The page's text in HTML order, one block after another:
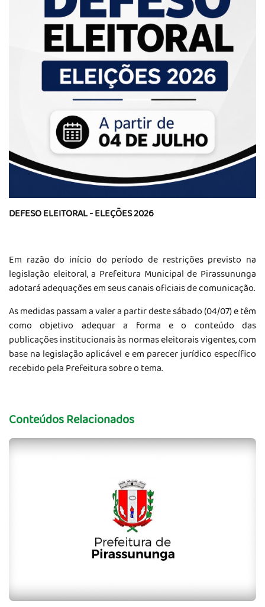
DEFESO ELEITORAL - ELEÇÕES 2026
Em razão do início do período de restrições previsto na
legislação eleitoral, a Prefeitura Municipal de Pirassununga
adotará adequações em seus canais oficiais de comunicação.
As medidas passam a valer a partir deste sábado (04/07) e têm
como objetivo adequar a forma e o conteúdo das
publicações institucionais às normas eleitorais vigentes, com
base na legislação aplicável e em parecer jurídico específico
recebido pela Prefeitura sobre o tema.
Conteúdos Relacionados